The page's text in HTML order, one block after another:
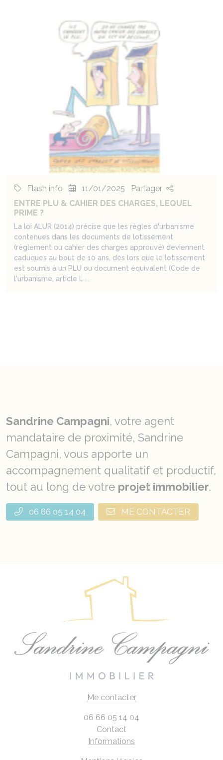
Flash info 11/01/2025
Partager
ENTRE PLU & CAHIER DES CHARGES, LEQUEL
PRIME ?
La loi ALUR (2014) précise que les règles d'urbanisme
contenues dans les documents de lotissement
(règlement ou cahier des charges approuvé) deviennent
caduques au bout de 10 ans, dès lors que le lotissement
est soumis à un PLU ou document équivalent (Code de
l'urbanisme, article L....
Sandrine Campagni, votre agent
mandataire de proximité, Sandrine
Campagni, vous apporte un
accompagnement qualitatif et productif,
tout au long de votre projet immobilier.
06 66 05 14 04 ME CONTACTER
Me contacter
06 66 05 14 04
Contact
Informations